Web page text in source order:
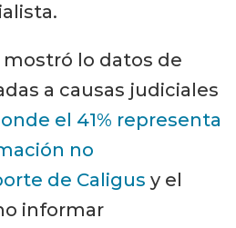
lo datos de
a causas judiciales
el 41% representa
no
de Caligus y el
informar